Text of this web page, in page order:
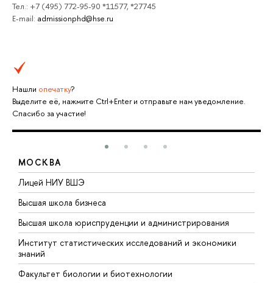
Тел.: +7 (495) 772-95-90 *11577, *27745
E-mail: admissionphd@hse.ru
Нашли опечатку?
Выделите её, нажмите Ctrl+Enter и отправьте нам уведомление.
Спасибо за участие!
МОСКВА
Лицей НИУ ВШЭ
Высшая школа бизнеса
Высшая школа юриспруденции и администрирования
Институт статистических исследований и экономики
знаний
Факультет биологии и биотехнологии